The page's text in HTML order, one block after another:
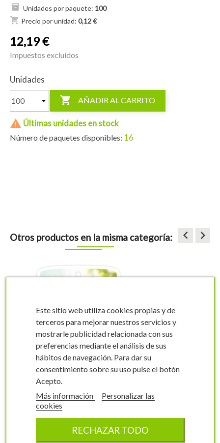
Unidades por paquete: 100
shopping_cart Precio por unidad: 0,12 €
12,19 €
Impuestos excluidos
Unidades
 AÑADIR AL CARRITO
 Últimas unidades en stock
Número de paquetes disponibles: 16
Otros productos en la misma categoría: keyboard_arrow_left
Etiquetas de
Zarzamora
keyboard_arrow_right
Este sitio web utiliza cookies propias y de
terceros para mejorar nuestros servicios y
mostrarle publicidad relacionada con sus
preferencias mediante el análisis de sus
hábitos de navegación. Para dar su
consentimiento sobre su uso pulse el botón
Acepto.
Más información
Personalizar las
cookies
RECHAZAR TODO